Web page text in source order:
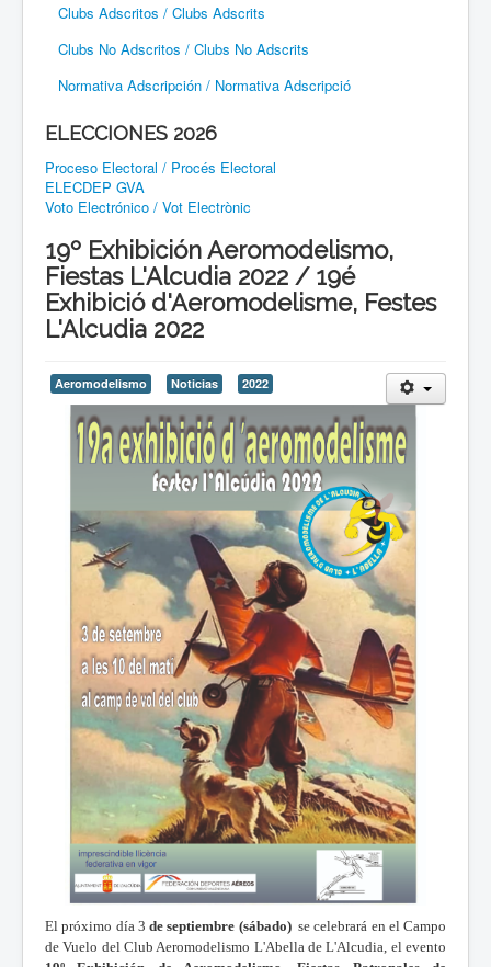
Clubs Adscritos / Clubs Adscrits
Clubs No Adscritos / Clubs No Adscrits
Normativa Adscripción / Normativa Adscripció
ELECCIONES 2026
Proceso Electoral / Procés Electoral
ELECDEP GVA
Voto Electrónico / Vot Electrònic
19º Exhibición Aeromodelismo,
Fiestas L'Alcudia 2022 / 19é
Exhibició d'Aeromodelisme, Festes
L'Alcudia 2022
Aeromodelismo Noticias 2022
El próximo día 3 de septiembre (sábado) se celebrará en el Campo
de Vuelo del Club Aeromodelismo L'Abella de L'Alcudia, el evento